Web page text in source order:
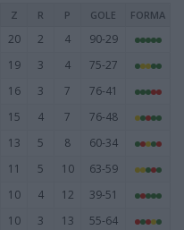
Z R P GOLE FORMA
20 2 4
90-29
19 3 4
75-27
16 3 7
76-41
15 4 7
76-48
13 5 8
60-34
11 5 10
63-59
10 4 12
39-51
10 3 13
55-64